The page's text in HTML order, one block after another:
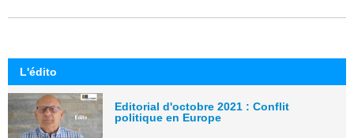
L'édito
Editorial d'octobre 2021 : Conflit
politique en Europe